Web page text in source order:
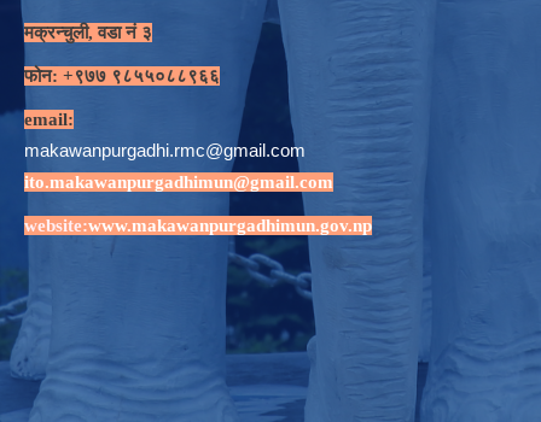
मक्रन्चुली, वडा नं ३
फोन: +९७७ ९८५५०८८९६६
email:
makawanpurgadhi.rmc@gmail.com
ito.makawanpurgadhimun@gmail.com
website:www.makawanpurgadhimun.gov.np